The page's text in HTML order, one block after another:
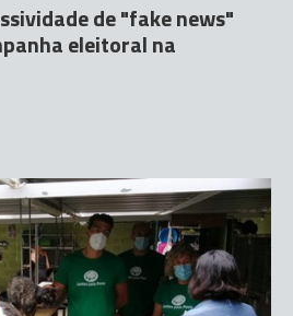
de "fake news"
eleitoral na